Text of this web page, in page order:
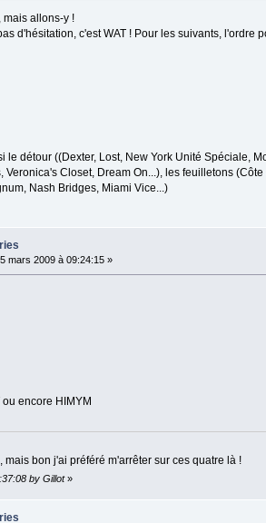
mais allons-y !
d'hésitation, c'est WAT ! Pour les suivants, l'ordre
le détour ((Dexter, Lost, New York Unité Spéciale,
Veronica's Closet, Dream On...), les feuilletons
Nash Bridges, Miami Vice...)
mars 2009 à 09:24:15 »
encore HIMYM
mais bon j'ai préféré m'arrêter sur ces quatre là !
by Gillot»